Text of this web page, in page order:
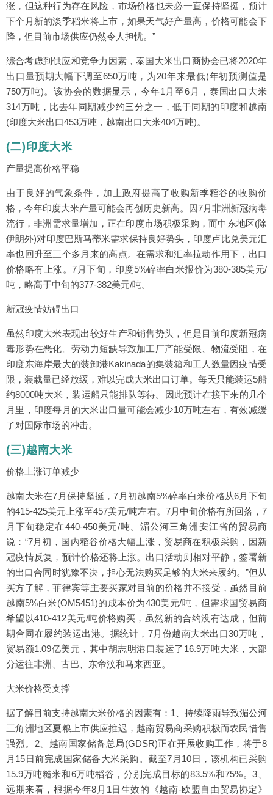
涨，但这种行为存在风险，市场价格也未必一直保持坚挺，预计
下个月新的淡季稻米将上市，如果天气好产量高，价格可能会下
降，但目前市场供应仍然令人担忧。”
综合考虑到供应和竞争力因素，泰国大米出口商协会已将2020年
出口量预期大幅下调至650万吨，为20年来最低(年初预测值是
750万吨)。该协会的数据显示，今年1月至6月，泰国出口大米
314万吨，比去年同期减少约三分之一，低于同期的印度和越南
(印度大米出口453万吨，越南出口大米404万吨)。
(二)印度大米
产量提高价格平稳
由于良好的气象条件，加上政府提高了收购新季稻谷的收购价
格，今年印度大米产量可能会再创历史新高。因7月非洲新冠病毒
流行，非洲需求量增加，正在印度市场积极采购，而中东地区(除
伊朗外)对印度巴斯马蒂米需求保持良好势头，印度卢比兑美元汇
率也回升至三个多月来的高点。在需求和汇率拉动作用下，出口
价格略有上涨。7月下旬，印度5%碎率白米报价为380-385美元/
吨，略高于中旬的377-382美元/吨。
新冠疫情妨碍出口
虽然印度大米表现出较好生产和销售势头，但是目前印度新冠病
毒形势在恶化。劳动力短缺导致加工厂产能受限、物流受阻，在
印度东海岸最大的装卸港Kakinada的集装箱和工人数量因疫情受
限，装载量已经放缓，难以完成大米出口订单。每天只能装运5船
约8000吨大米，装运船只能排队等待。因此预计在接下来的几个
月里，印度每月的大米出口量可能会减少10万吨左右，有效减缓
了对国际市场的冲击。
(三)越南大米
价格上涨订单减少
越南大米在7月保持坚挺，7月初越南5%碎率白米价格从6月下旬
的415-425美元上涨至457美元/吨左右。7月中旬价格有所回落，7
月下旬稳定在440-450美元/吨。湄公河三角洲安江省的贸易商
说：“7月初，国内稻谷价格大幅上涨，贸易商在积极采购，因新
冠疫情反复，预计价格还将上涨。出口活动则相对平静，签署新
的出口合同时犹豫不决，担心无法购买足够的大米来履约。”但从
买方了解，菲律宾等主要买家对目前的价格并不接受，虽然目前
越南5%白米(OM5451)的成本价为430美元/吨，但需求国贸易商
希望以410-412美元/吨价格购买，虽然新的合约没有达成，但前
期合同在履约装运出港。据统计，7月份越南大米出口30万吨，
贸易额1.09亿美元，其中胡志明港口装运了16.9万吨大米，大部
分运往非洲、古巴、东帝汶和马来西亚。
大米价格受支撑
据了解目前支持越南大米价格的因素有：1、持续降雨导致湄公河
三角洲地区夏粮上市供应推迟，越南贸易商采购积极而农民惜售
强烈。2、越南国家储备总局(GDSR)正在开展收购工作，将于8
月15日前完成国家储备大米采购。截至7月10日，该机构已采购
15.9万吨糙米和6万吨稻谷，分别完成目标的83.5%和75%。3、
远期来看，根据今年8月1日生效的《越南-欧盟自由贸易协定》